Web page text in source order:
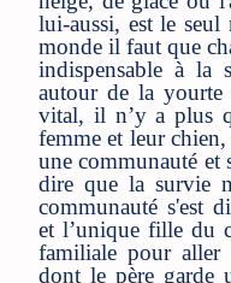
lui-aussi, est le seul
monde il faut que
indispensable à la
autour de la
vital, il n’y a plus
femme et leur
une communauté et
dire que la survie
communauté s'est
et l’unique fille du
familiale pour
dont le père garde